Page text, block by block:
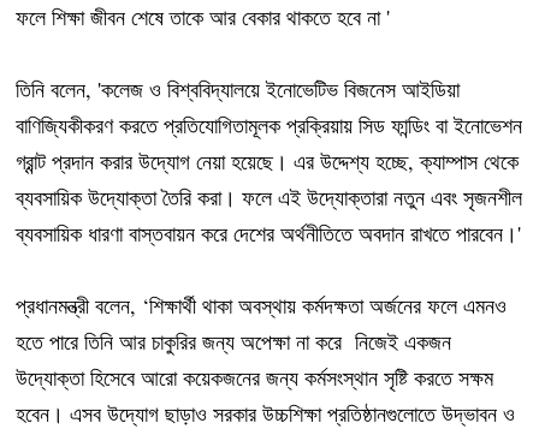
ফলে শিক্ষা জীবন শেষে তাকে আর বেকার থাকতে হবে না '
তিনি বলেন, 'কলেজ ও বিশ্ববিদ্যালয়ে ইনোভেটিভ বিজনেস আইডিয়া
বাণিজ্যিকীকরণ করতে প্রতিযোগিতামূলক প্রক্রিয়ায় সিড ফান্ডিং বা ইনোভেশন
গ্রান্ট প্রদান করার উদ্যোগ নেয়া হয়েছে। এর উদ্দেশ্য হচ্ছে, ক্যাম্পাস থেকে
ব্যবসায়িক উদ্যোক্তা তৈরি করা। ফলে এই উদ্যোক্তারা নতুন এবং সৃজনশীল
ব্যবসায়িক ধারণা বাস্তবায়ন করে দেশের অর্থনীতিতে অবদান রাখতে পারবেন।'
প্রধানমন্ত্রী বলেন, ‘শিক্ষার্থী থাকা অবস্থায় কর্মদক্ষতা অর্জনের ফলে এমনও
হতে পারে তিনি আর চাকুরির জন্য অপেক্ষা না করে নিজেই একজন
উদ্যোক্তা হিসেবে আরো কয়েকজনের জন্য কর্মসংস্থান সৃষ্টি করতে সক্ষম
হবেন। এসব উদ্যোগ ছাড়াও সরকার উচ্চশিক্ষা প্রতিষ্ঠানগুলোতে উদ্ভাবন ও